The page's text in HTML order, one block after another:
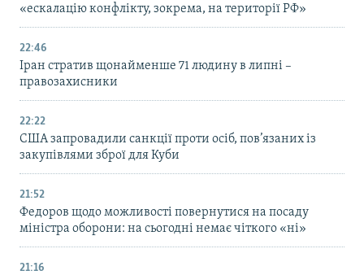
«ескалацію конфлікту, зокрема, на території РФ»
22:46
Іран стратив щонайменше 71 людину в липні –
правозахисники
22:22
США запровадили санкції проти осіб, пов’язаних із
закупівлями зброї для Куби
21:52
Федоров щодо можливості повернутися на посаду
міністра оборони: на сьогодні немає чіткого «ні»
21:16